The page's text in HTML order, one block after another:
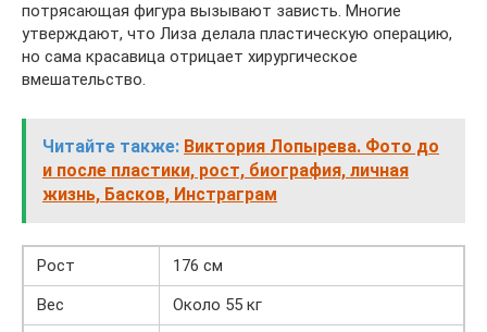
потрясающая фигура вызывают зависть. Многие
утверждают, что Лиза делала пластическую операцию,
но сама красавица отрицает хирургическое
вмешательство.
Читайте также: Виктория Лопырева. Фото до
и после пластики, рост, биография, личная
жизнь, Басков, Инстраграм
Рост
176 см
Вес
Около 55 кг